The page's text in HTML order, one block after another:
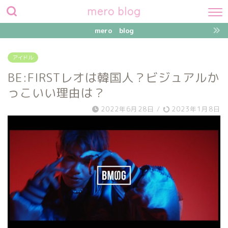
mero blog
mero blog
アイドル
BE:FIRSTレオは韓国人？ビジュアルか
っこいい理由は？
2022年6月28日 / 2023年1月8日